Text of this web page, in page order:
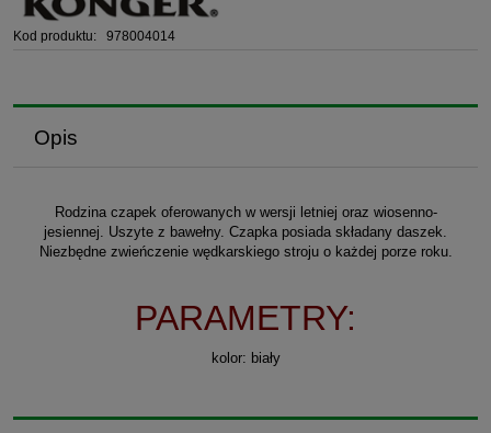
Kod produktu: 978004014
Opis
Rodzina czapek oferowanych w wersji letniej oraz wiosenno-
jesiennej. Uszyte z bawełny. Czapka posiada składany daszek.
Niezbędne zwieńczenie wędkarskiego stroju o każdej porze roku.
PARAMETRY:
kolor: biały